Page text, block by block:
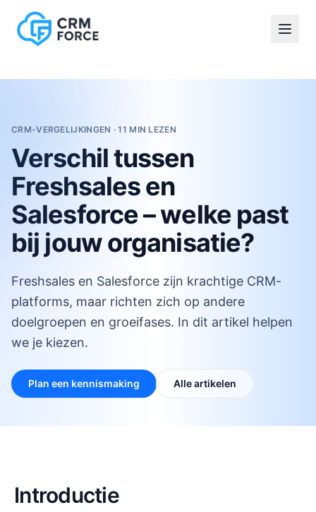
Diensten
Salesforce Quick Scan
Procesautomatisering & rapportages
CRM-strategie & projectbegeleiding
Training Platform
Salesforce Training
Training
Training Platform
Salesforce Training
Kennisserie
Klantverhalen
Over CRM Force
Waarom CRM Force
Over ons
Partners
Freelancers
CRM-VERGELIJKINGEN · 11 MIN LEZEN
Verschil tussen
Freshsales en
Salesforce – welke past
bij jouw organisatie?
Freshsales en Salesforce zijn krachtige CRM-
platforms, maar richten zich op andere
doelgroepen en groeifases. In dit artikel helpen
we je kiezen.
Plan een kennismaking Alle artikelen
Introductie